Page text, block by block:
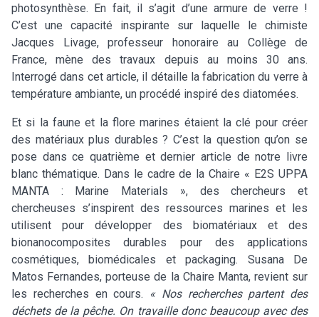
photosynthèse. En fait, il s’agit d’une armure de verre !
C’est une capacité inspirante sur laquelle le chimiste
Jacques Livage, professeur honoraire au Collège de
France, mène des travaux depuis au moins 30 ans.
Interrogé dans cet article, il détaille la fabrication du verre à
température ambiante, un procédé inspiré des diatomées.
Et si la faune et la flore marines étaient la clé pour créer
des matériaux plus durables ? C’est la question qu’on se
pose dans ce quatrième et dernier article de notre livre
blanc thématique. Dans le cadre de la Chaire « E2S UPPA
MANTA : Marine Materials », des chercheurs et
chercheuses s’inspirent des ressources marines et les
utilisent pour développer des biomatériaux et des
bionanocomposites durables pour des applications
cosmétiques, biomédicales et packaging. Susana De
Matos Fernandes, porteuse de la Chaire Manta, revient sur
les recherches en cours.
« Nos recherches partent des
déchets de la pêche. On travaille donc beaucoup avec des